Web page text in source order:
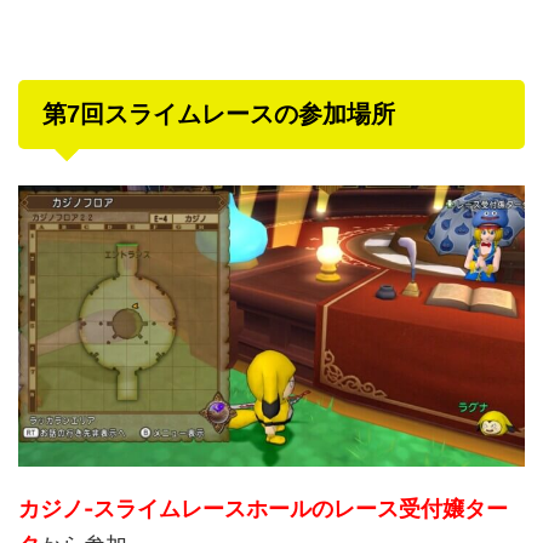
第7回スライムレースの参加場所
カジノ-スライムレースホールのレース受付嬢ター